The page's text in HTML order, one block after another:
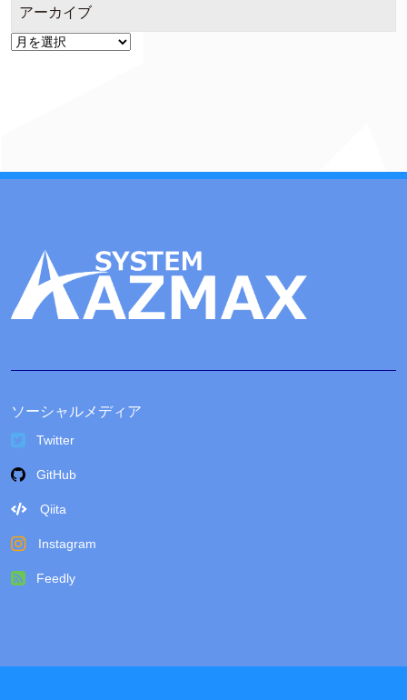
アーカイブ
ア
ソーシャルメディア
Twitter
GitHub
Qiita
Instagram
Feedly